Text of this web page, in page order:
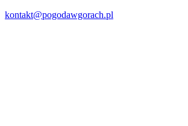
kontakt@pogodawgorach.pl